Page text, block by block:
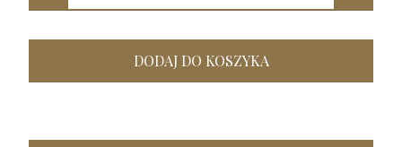
DODAJ DO KOSZYKA